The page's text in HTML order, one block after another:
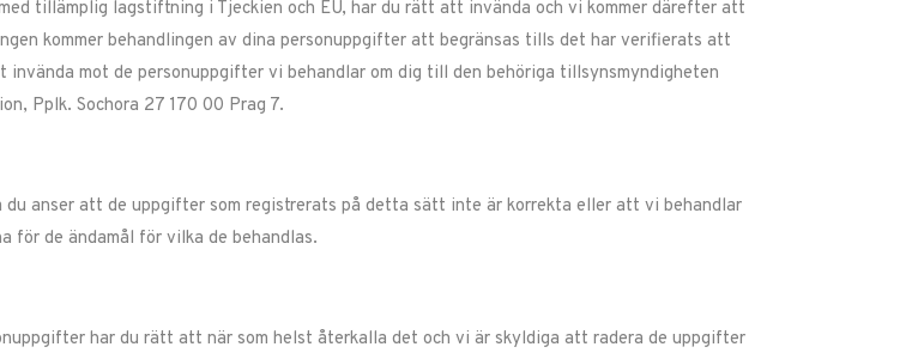
tillämplig lagstiftning i Tjeckien och EU, har du rätt att invända och vi kommer därefter att
kommer behandlingen av dina personuppgifter att begränsas tills det har verifierats att
mot de personuppgifter vi behandlar om dig till den behöriga tillsynsmyndigheten
Pplk. Sochora 27 170 00 Prag 7.
anser att de uppgifter som registrerats på detta sätt inte är korrekta eller att vi behandlar
för de ändamål för vilka de behandlas.
har du rätt att när som helst återkalla det och vi är skyldiga att radera de uppgifter